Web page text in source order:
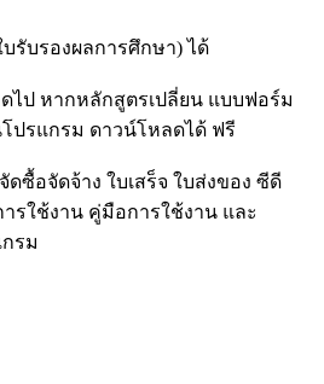
รับรองผลการศึกษา) ได้
ไป หากหลักสูตรเปลี่ยน แบบฟอร์ม
ปรแกรม ดาวน์โหลดได้ ฟรี
ซื้อจัดจ้าง ใบเสร็จ ใบส่งของ ซีดี
รใช้งาน คู่มือการใช้งาน และ
รม